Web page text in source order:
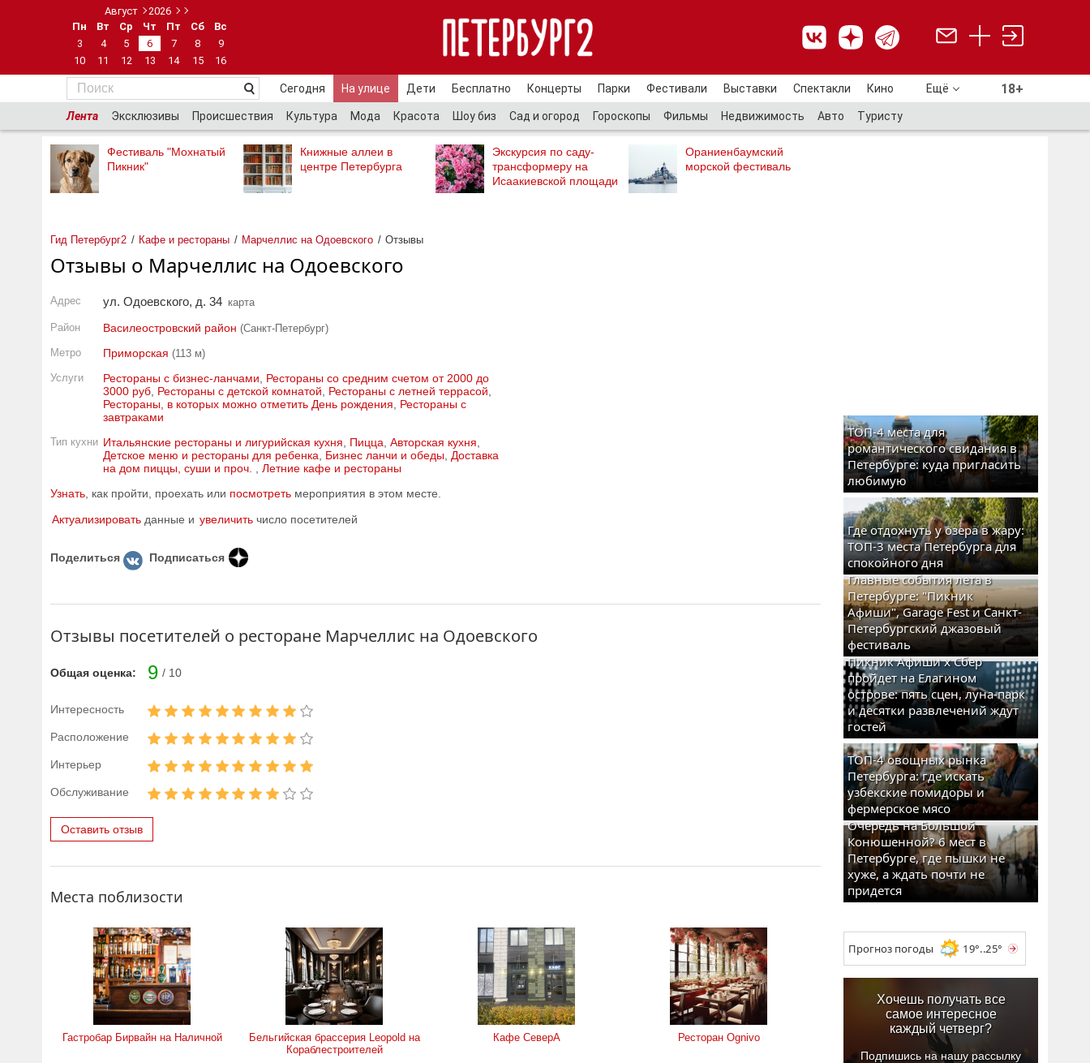
Август
2026
Пн
Вт Ср Чт Пт Сб
Вс
3
4 5 6 7 8
9
10
11 12 13 14 15 16
Сегодня На улице Дети Бесплатно Концерты Парки Фестивали Выставки Спектакли Кино Ещё 18+
Лента Эксклюзивы Происшествия Культура Мода Красота Шоу биз Сад и огород Гороскопы Фильмы Недвижимость Авто Туристу
Фестиваль "Мохнатый
Пикник"
Книжные аллеи в
центре Петербурга
Экскурсия по саду-
трансформеру на
Исаакиевской площади
Ораниенбаумский
морской фестиваль
Гид Петербург2 Кафе и рестораны Марчеллис на Одоевского Отзывы
Отзывы о Марчеллис на Одоевского
Адрес ул. Одоевского, д. 34 карта
Район Василеостровский район (Санкт-Петербург)
Метро
Приморская (113 м)
Услуги
Рестораны с бизнес-ланчами
Рестораны со средним счетом от 2000 до
3000 руб Рестораны с детской комнатой Рестораны с летней террасой
Рестораны, в которых можно отметить День рождения
Рестораны с
завтраками
Тип кухни Итальянские рестораны и лигурийская кухня Пицца Авторская кухня
Детское меню и рестораны для ребенка
Бизнес ланчи и обеды
Доставка
на дом пиццы, суши и проч.
Летние кафе и рестораны
Узнать , как пройти, проехать или посмотреть мероприятия в этом месте.
Актуализировать данные и увеличить число посетителей
Поделиться Подписаться
Отзывы посетителей о ресторане Марчеллис на Одоевского
Общая оценка: 9 / 10
Интересность
Расположение
Интерьер
Обслуживание
Оставить отзыв
Места поблизости
Гастробар Бирвайн на Наличной
Бельгийская брассерия Leopold на
Кораблестроителей
Кафе СеверА Ресторан Ognivo
ТОП-4 места для
романтического свидания в
Петербурге: куда пригласить
любимую
Где отдохнуть у озера в жару:
ТОП-3 места Петербурга для
спокойного дня
Главные события лета в
Петербурге: "Пикник
Афиши", Garage Fest и Санкт-
Петербургский джазовый
фестиваль
Пикник Афиши x Сбер
пройдет на Елагином
острове: пять сцен, луна-парк
и десятки развлечений ждут
гостей
ТОП-4 овощных рынка
Петербурга: где искать
узбекские помидоры и
фермерское мясо
Очередь на Большой
Конюшенной? 6 мест в
Петербурге, где пышки не
хуже, а ждать почти не
придется
Прогноз погоды 19°..25°
Хочешь получать все
самое интересное
каждый четверг?
Подпишись на нашу рассылку